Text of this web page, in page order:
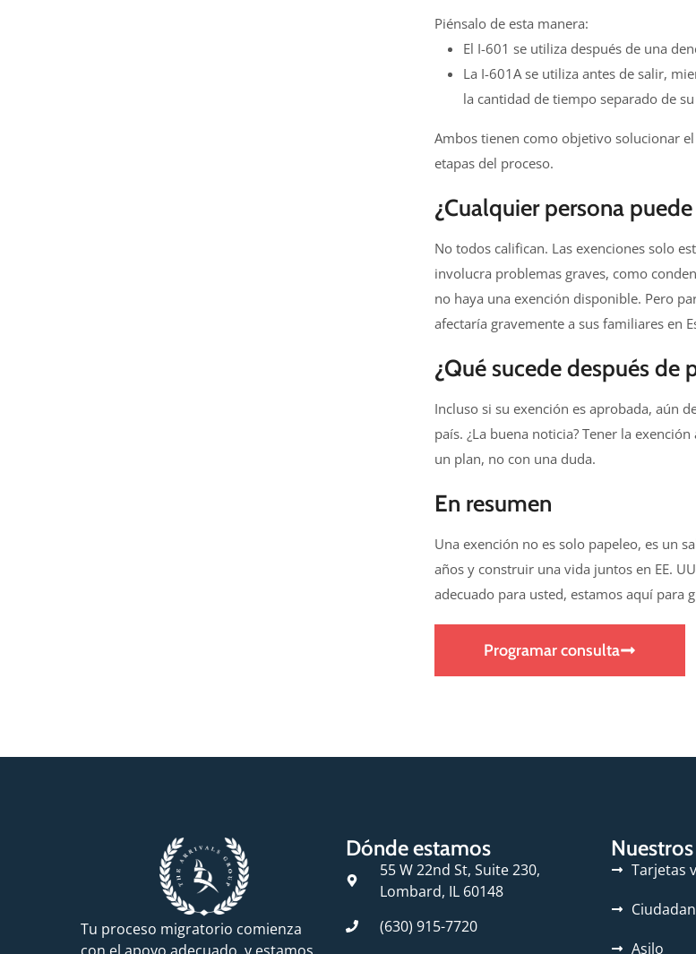
Piénsalo de esta manera:
El I-601 se utiliza después de una
La I-601A se utiliza antes de salir,
la cantidad de tiempo separado de
Ambos tienen como objetivo solucionar
etapas del proceso.
¿Cualquier persona
No todos califican. Las exenciones solo
involucra problemas graves, como
no haya una exención disponible. Pero
afectaría gravemente a sus familiares en
¿Qué sucede después de
Incluso si su exención es aprobada, aún
país. ¿La buena noticia? Tener la
un plan, no con una duda.
En resumen
Una exención no es solo papeleo, es un
años y construir una vida juntos en EE.
adecuado para usted, estamos aquí para
Programar consulta
Tu proceso migratorio comienza
Dónde estamos
55 W 22nd St, Suite 230,
Lombard, IL 60148
(630) 915-7720
Tarjetas
Asilo